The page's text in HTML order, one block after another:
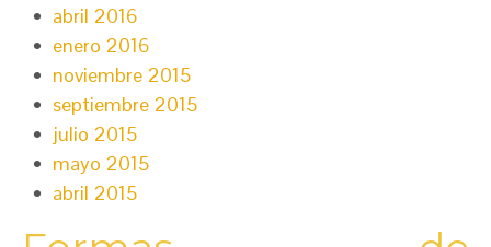
abril 2016
enero 2016
noviembre 2015
septiembre 2015
julio 2015
mayo 2015
abril 2015